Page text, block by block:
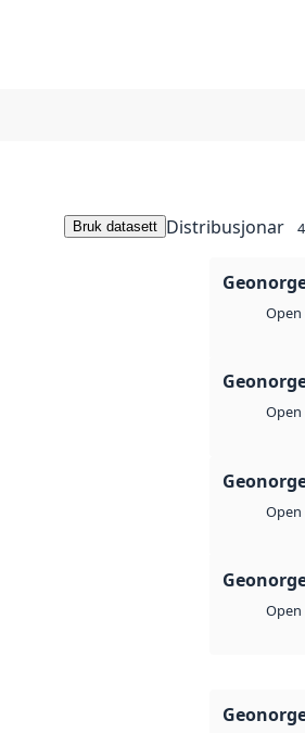
Bruk datasett Distribusjonar 4
Open
Open
Open
Open